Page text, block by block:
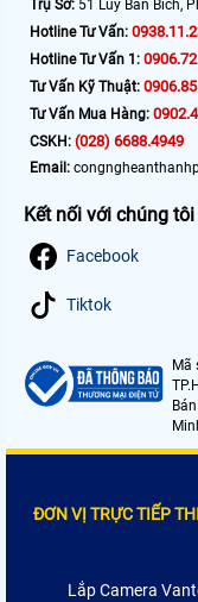
Trụ Sở: 51 Lũy Bán Bích,
Hotline Tư Vấn:
Hotline Tư Vấn 1:
Tư Vấn Kỹ Thuật:
Tư Vấn Mua Hàng:
CSKH: (028) 6688.4949
Email:
Kết nối với chúng tôi
Facebook
Tiktok
Mã
ĐƠN VỊ TRỰC TIẾP
Lắp Camera